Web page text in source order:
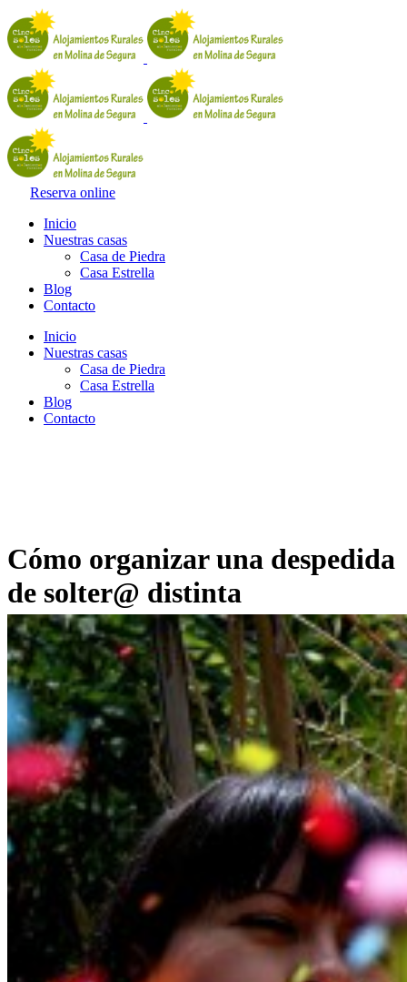
Reserva online
Inicio
Nuestras casas
Casa de Piedra
Casa Estrella
Blog
Contacto
Inicio
Nuestras casas
Casa de Piedra
Casa Estrella
Blog
Contacto
Cómo organizar una despedida
de solter@ distinta